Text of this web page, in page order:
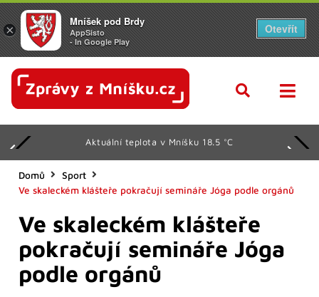
Aktuální teplota v Mníšku 18.5 °C
Domů
Sport
Ve skaleckém klášteře pokračují semináře Jóga podle orgánů
Ve skaleckém klášteře
pokračují semináře Jóga
podle orgánů
×
Mníšek pod Brdy
AppSisto
- In Google Play
Otevřít